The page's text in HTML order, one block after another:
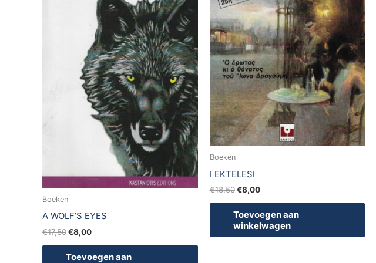
Boeken
A WOLF’S EYES
€17,50€8,00
Toevoegen aan
Boeken
I EKTELESI
€18,50 €8,00
Toevoegen aan
winkelwagen